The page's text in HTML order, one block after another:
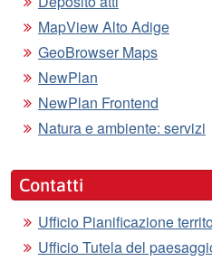
MapView Alto Adige
GeoBrowser Maps
NewPlan
NewPlan Frontend
Natura e ambiente: servizi
Contatti
Ufficio Pianificazione
Ufficio Tutela del